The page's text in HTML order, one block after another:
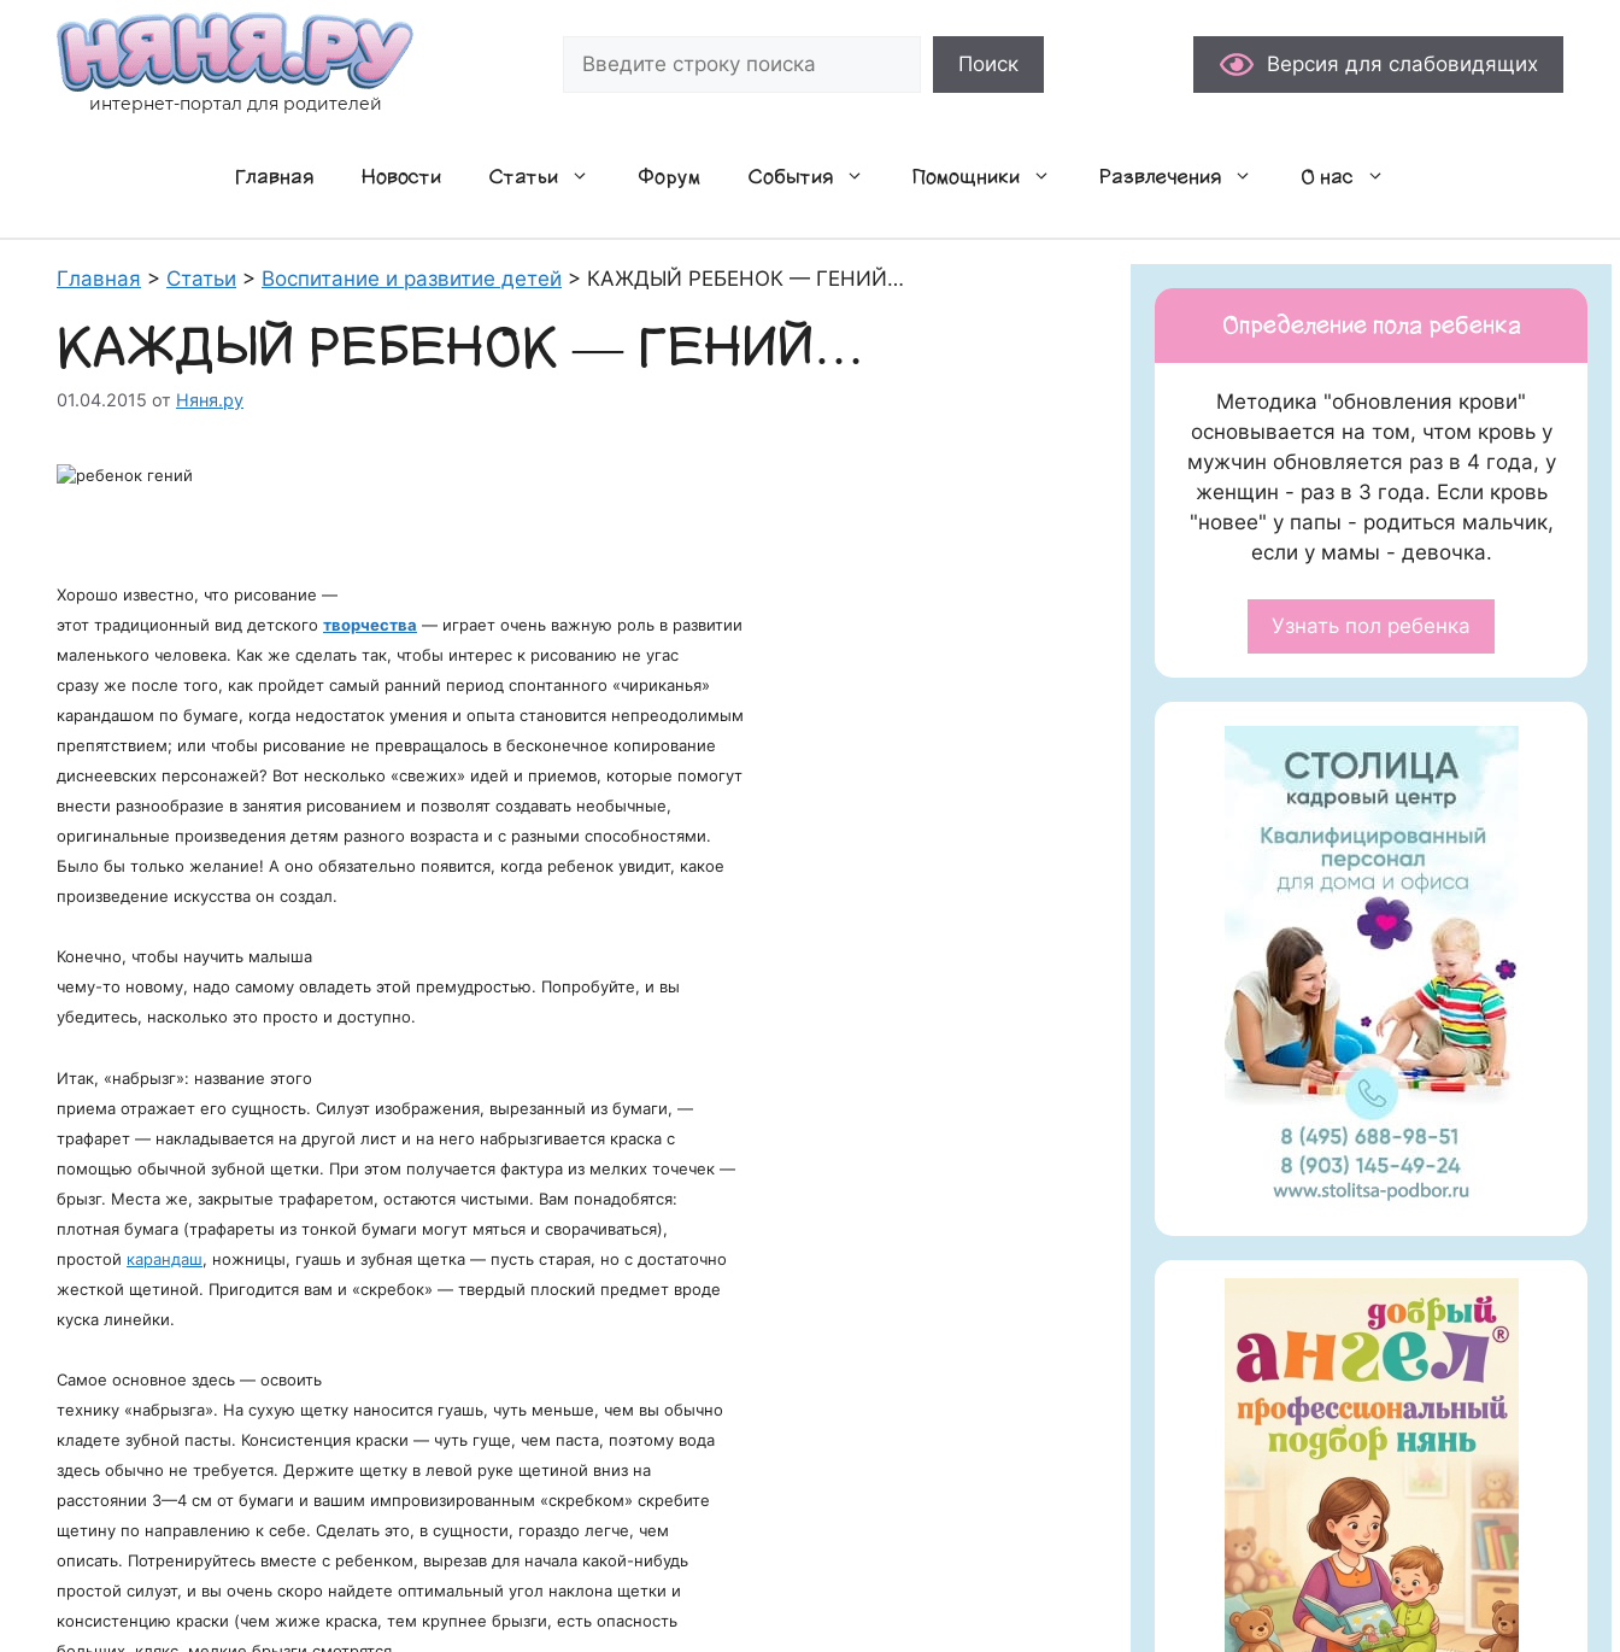
содержимому
интернет-портал для родителей
Поиск Версия для слабовидящих
Главная Новости Статьи Форум События Помощники Развлечения О нас
Главная > Статьи > Воспитание и развитие детей > КАЖДЫЙ РЕБЕНОК — ГЕНИЙ…
КАЖДЫЙ РЕБЕНОК — ГЕНИЙ…
01.04.2015 от Няня.ру
Хорошо известно, что рисование —
этот традиционный вид детского творчества — играет очень важную роль в развитии
маленького человека. Как же сделать так, чтобы интерес к рисованию не угас
сразу же после того, как пройдет самый ранний период спонтанного «чириканья»
карандашом по бумаге, когда недостаток умения и опыта становится непреодолимым
препятствием; или чтобы рисование не превращалось в бесконечное копирование
диснеевских персонажей? Вот несколько «свежих» идей и приемов, которые помогут
внести разнообразие в занятия рисованием и позволят создавать необычные,
оригинальные произведения детям разного возраста и с разными способностями.
Было бы только желание! А оно обязательно появится, когда ребенок увидит, какое
произведение искусства он создал.
Конечно, чтобы научить малыша
чему-то новому, надо самому овладеть этой премудростью. Попробуйте, и вы
убедитесь, насколько это просто и доступно.
Итак, «набрызг»: название этого
приема отражает его сущность. Силуэт изображения, вырезанный из бумаги, —
трафарет — накладывается на другой лист и на него набрызгивается краска с
помощью обычной зубной щетки. При этом получается фактура из мелких точечек —
брызг. Места же, закрытые трафаретом, остаются чистыми. Вам понадобятся:
плотная бумага (трафареты из тонкой бумаги могут мяться и сворачиваться),
простой карандаш, ножницы, гуашь и зубная щетка — пусть старая, но с достаточно
жесткой щетиной. Пригодится вам и «скребок» — твердый плоский предмет вроде
куска линейки.
Самое основное здесь — освоить
технику «набрызга». На сухую щетку наносится гуашь, чуть меньше, чем вы обычно
кладете зубной пасты. Консистенция краски — чуть гуще, чем паста, поэтому вода
здесь обычно не требуется. Держите щетку в левой руке щетиной вниз на
расстоянии 3—4 см от бумаги и вашим импровизированным «скребком» скребите
щетину по направлению к себе. Сделать это, в сущности, гораздо легче, чем
описать. Потренируйтесь вместе с ребенком, вырезав для начала какой-нибудь
простой силуэт, и вы очень скоро найдете оптимальный угол наклона щетки и
консистенцию краски (чем жиже краска, тем крупнее брызги, есть опасность
Определение пола ребенка
Методика "обновления крови"
основывается на том, чтом кровь у
мужчин обновляется раз в 4 года, у
женщин - раз в 3 года. Если кровь
"новее" у папы - родиться мальчик,
если у мамы - девочка.
Узнать пол ребенка